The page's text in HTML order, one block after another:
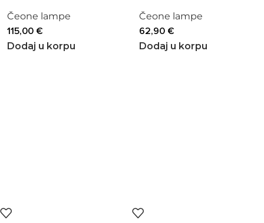
Čeone lampe
115,00 €
Dodaj u korpu
Čeone lampe
62,90 €
Dodaj u korpu